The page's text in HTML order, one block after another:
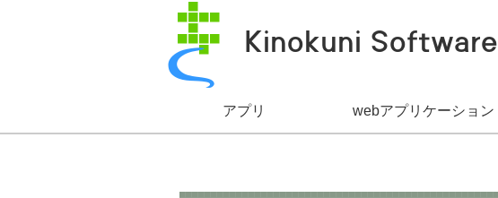
Kinokuni Software
アプリ webアプリケーション